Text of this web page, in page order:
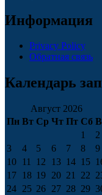
Информация
Privacy Policy
Обратная связь
Календарь
Август 2026
Пн Вт Ср Чт Пт Сб
1
2
3
4 5 6 7 8
9
10 11 12 13 14 15
17 18 19 20 21 22
24 25 26 27 28 29